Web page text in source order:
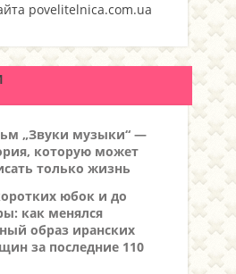
povelitelnica.com.ua
„Звуки музыки“ —
которую может
только жизнь
юбок и до
как менялся
образ иранских
за последние 110